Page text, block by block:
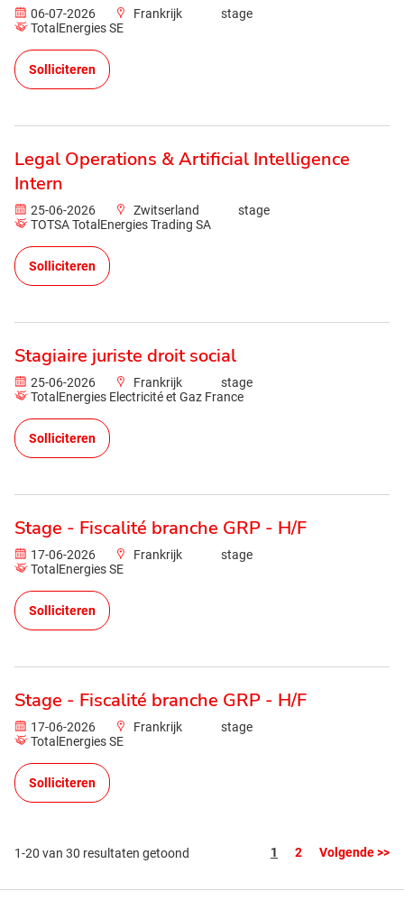
06-07-2026 Frankrijk
stage
TotalEnergies SE
Solliciteren
Legal Operations & Artificial Intelligence
Intern
25-06-2026 Zwitserland
stage
TOTSA TotalEnergies Trading SA
Solliciteren
Stagiaire juriste droit social
25-06-2026 Frankrijk
stage
TotalEnergies Electricité et Gaz France
Solliciteren
Stage - Fiscalité branche GRP - H/F
17-06-2026 Frankrijk
stage
TotalEnergies SE
Solliciteren
Stage - Fiscalité branche GRP - H/F
17-06-2026 Frankrijk
stage
TotalEnergies SE
Solliciteren
1-20 van 30 resultaten getoond Pagina
1 2 Volgende >>